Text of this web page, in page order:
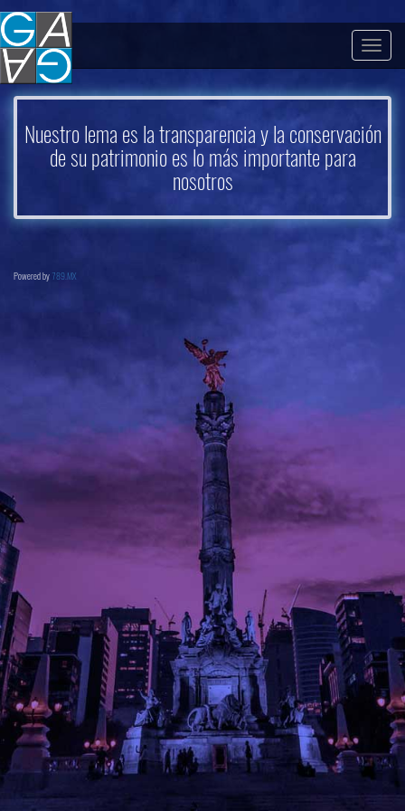
Nuestro lema es la transparencia y la conservación
de su patrimonio es lo más importante para
nosotros
Powered by 789.MX